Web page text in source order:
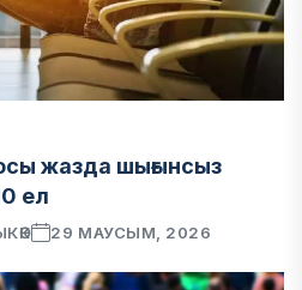
жазда шығынсыз
ел
29 МАУСЫМ, 2026